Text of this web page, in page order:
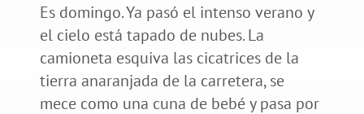
Es domingo. Ya pasó el intenso verano y
el cielo está tapado de nubes. La
camioneta esquiva las cicatrices de la
tierra anaranjada de la carretera, se
mece como una cuna de bebé y pasa por